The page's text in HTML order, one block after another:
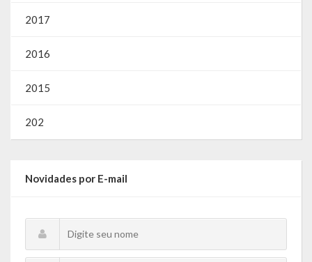
2017
2016
2015
202
Novidades por E-mail